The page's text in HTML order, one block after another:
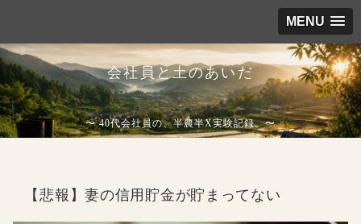
MENU
会社員と土のあいだ
〜 40代会社員の、半農半X実験記録。〜
【悲報】妻の信用貯金が貯まってない